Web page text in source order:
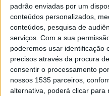
padrão enviadas por um
conteúdos personalizados,
conteúdos, pesquisa de
serviços. Com a sua
poderemos usar identificação
precisos através da procura
consentir o processamento
nossos 1535 parceiros,
alternativa, poderá clicar para
O Cine-Teatro Avenida, em
5ªfeira, 15 de janeiro, às
Percussion Group com